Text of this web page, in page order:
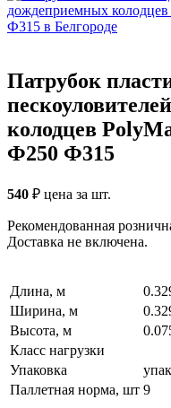
Патрубок
колодцев
Ф250 Ф315
540 ₽ цена за шт.
Рекомендованная
Доставка не включена.
Длина, м
Ширина, м
Высота, м
Класс нагрузки
Упаковка
Паллетная норма, шт 9